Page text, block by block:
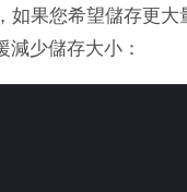
如果您希望儲存更
少儲存大小：